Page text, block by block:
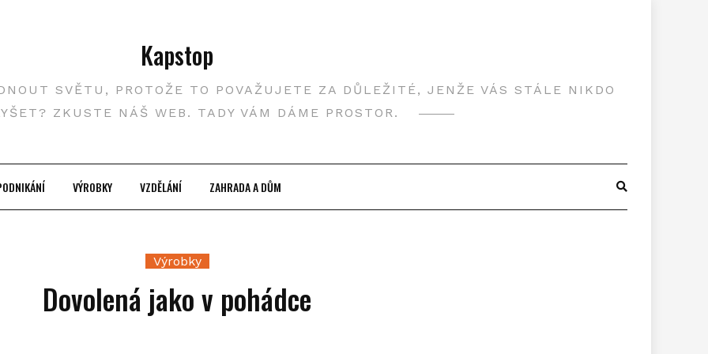
Kapstop
SVĚTU, PROTOŽE TO POVAŽUJETE ZA DŮLEŽITÉ, JENŽE VÁS STÁLE NIKDO
ZKUSTE NÁŠ WEB. TADY VÁM DÁME PROSTOR.
VÝROBKY VZDĚLÁNÍ ZAHRADA A DŮM
Výrobky
Dovolená jako v pohádce